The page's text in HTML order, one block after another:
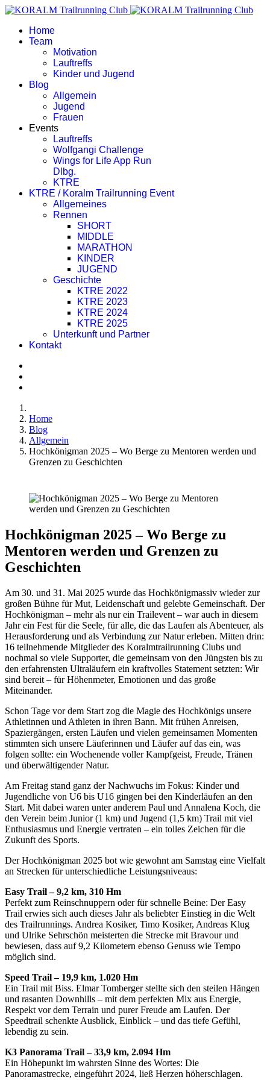
Home
Team
Motivation
Lauftreffs
Kinder und Jugend
Blog
Allgemein
Jugend
Frauen
Events
Lauftreffs
Wolfgangi Challenge
Wings for Life App Run
Dlbg.
KTRE
KTRE / Koralm Trailrunning Event
Allgemeines
Rennen
SHORT
MIDDLE
MARATHON
KINDER
JUGEND
Geschichte
KTRE 2022
KTRE 2023
KTRE 2024
KTRE 2025
Unterkunft und Partner
Kontakt
Home
Blog
Allgemein
Hochkönigman 2025 – Wo Berge zu Mentoren werden und
Grenzen zu Geschichten
Hochkönigman 2025 – Wo Berge zu
Mentoren werden und Grenzen zu
Geschichten
Am 30. und 31. Mai 2025 wurde das Hochkönigmassiv wieder zur
großen Bühne für Mut, Leidenschaft und gelebte Gemeinschaft. Der
Hochkönigman – mehr als nur ein Trailevent – war auch in diesem
Jahr ein Fest für die Seele, für alle, die das Laufen als Abenteuer, als
Herausforderung und als Verbindung zur Natur erleben. Mitten drin:
16 teilnehmende Mitglieder des Koralmtrailrunning Clubs und
nochmal so viele Supporter, die gemeinsam von den Jüngsten bis zu
den erfahrensten Ultraläufern ein kraftvolles Statement setzten: Wir
sind bereit – für Höhenmeter, Emotionen und das große
Miteinander.
Schon Tage vor dem Start zog die Magie des Hochkönigs unsere
Athletinnen und Athleten in ihren Bann. Mit frühen Anreisen,
Spaziergängen, ersten Läufen und vielen gemeinsamen Momenten
stimmten sich unsere Läuferinnen und Läufer auf das ein, was
folgen sollte: ein Wochenende voller Kampfgeist, Freude, Tränen
und überwältigender Natur.
Am Freitag stand ganz der Nachwuchs im Fokus: Kinder und
Jugendliche von U6 bis U16 gingen bei den Kinderläufen an den
Start. Mit dabei waren unter anderem Paul und Annalena Koch, die
den Verein beim Junior (1 km) und Jugend (1,5 km) Trail mit viel
Enthusiasmus und Energie vertraten – ein tolles Zeichen für die
Zukunft des Sports.
Der Hochkönigman 2025 bot wie gewohnt am Samstag eine Vielfalt
an Strecken für unterschiedliche Leistungsniveaus:
Easy Trail – 9,2 km, 310 Hm
Perfekt zum Reinschnuppern oder für schnelle Beine: Der Easy
Trail erwies sich auch dieses Jahr als beliebter Einstieg in die Welt
des Trailrunnings. Andrea Kosiker, Timo Kosiker, Andreas Klug
und Ulrike Sehrschön meisterten die Strecke mit Bravour und
bewiesen, dass auf 9,2 Kilometern ebenso Genuss wie Tempo
möglich sind.
Speed Trail – 19,9 km, 1.020 Hm
Ein Trail mit Biss. Elmar Tomberger stellte sich den steilen Hängen
und rasanten Downhills – mit dem perfekten Mix aus Energie,
Respekt vor dem Terrain und purer Freude am Laufen. Der
Speedtrail schenkte Ausblick, Einblick – und das tiefe Gefühl,
lebendig zu sein.
K3 Panorama Trail – 33,9 km, 2.094 Hm
Ein Höhepunkt im wahrsten Sinne des Wortes: Die
Panoramastrecke, eingeführt 2024, ließ Herzen höherschlagen.